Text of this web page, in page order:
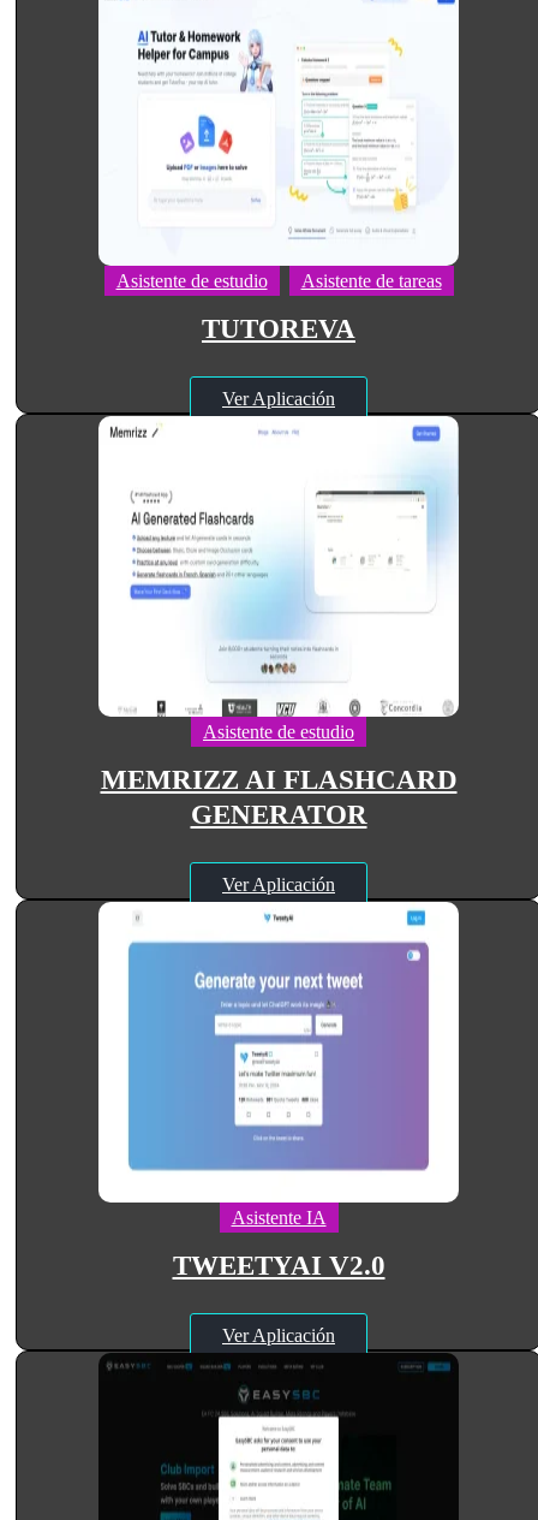
Asistente de estudio Asistente de tareas
TUTOREVA
Ver Aplicación
Asistente de estudio
MEMRIZZ AI FLASHCARD
GENERATOR
Ver Aplicación
Asistente IA
TWEETYAI V2.0
Ver Aplicación